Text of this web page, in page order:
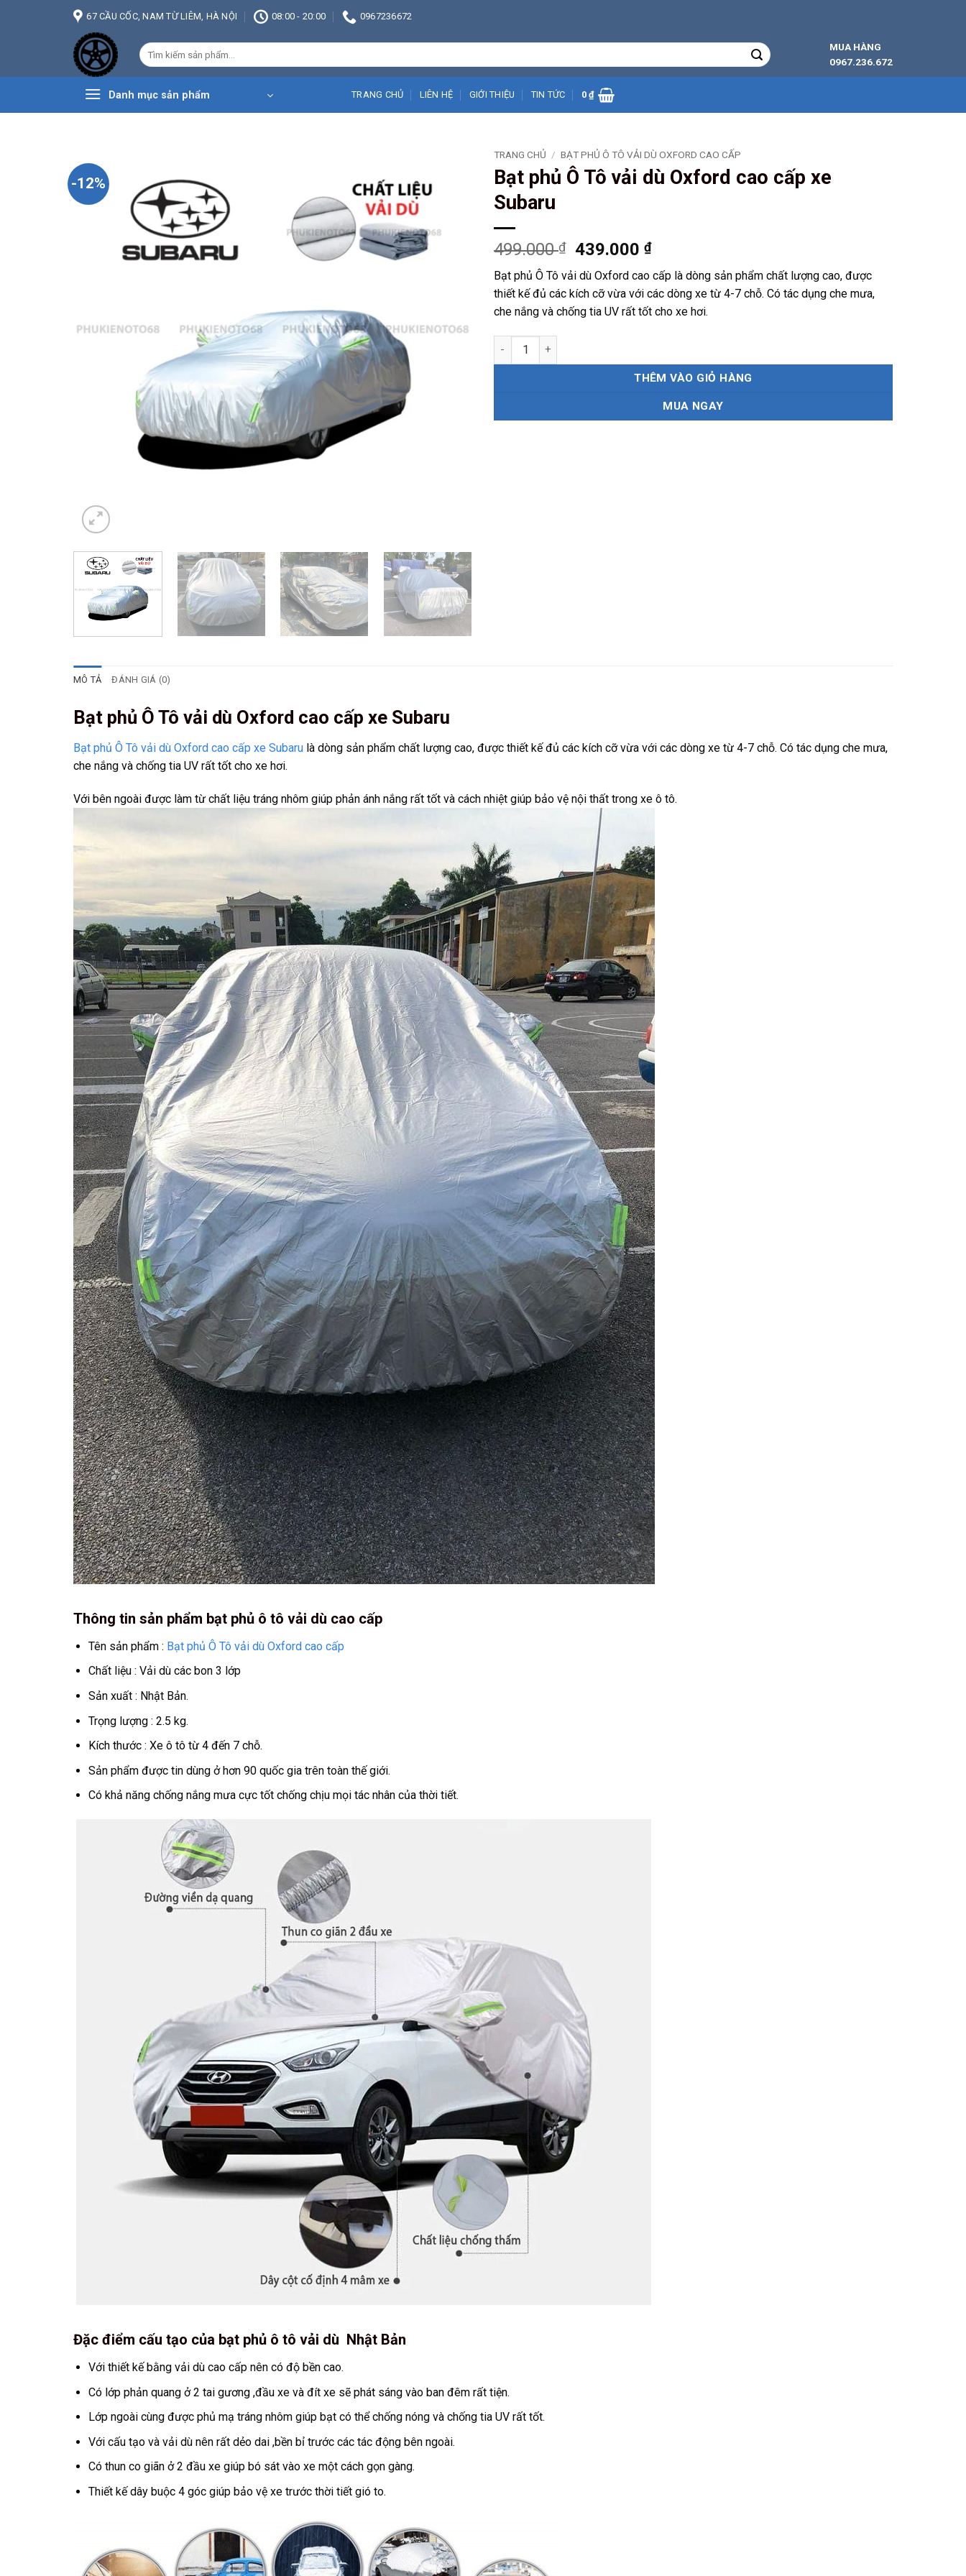
67 CẦU CỐC, NAM TỪ LIÊM, HÀ NỘI 08:00 - 20:00 0967236672
Tìm
kiếm:
MUA HÀNG
0967.236.672
Danh mục sản phẩm TRANG CHỦ LIÊN HỆ GIỚI THIỆU TIN TỨC 0₫
-12%
TRANG CHỦ / BẠT PHỦ Ô TÔ VẢI DÙ OXFORD CAO CẤP
Bạt phủ Ô Tô vải dù Oxford cao cấp xe
Subaru
499.000₫
Giá
gốc
là:
499.000 ₫.
439.000₫Giá
hiện
tại
là:
439.000 ₫.
Bạt phủ Ô Tô vải dù Oxford cao cấp là dòng sản phẩm chất lượng cao, được
thiết kế đủ các kích cỡ vừa với các dòng xe từ 4-7 chỗ. Có tác dụng che mưa,
che nắng và chống tia UV rất tốt cho xe hơi.
Bạt phủ Ô Tô vải dù Oxford cao cấp xe Subaru số lượng
THÊM VÀO GIỎ HÀNG
MUA NGAY
MÔ TẢ ĐÁNH GIÁ (0)
Bạt phủ Ô Tô vải dù Oxford cao cấp xe Subaru
Bạt phủ Ô Tô vải dù Oxford cao cấp xe Subaru là dòng sản phẩm chất lượng cao, được thiết kế đủ các kích cỡ vừa với các dòng xe từ 4-7 chỗ. Có tác dụng che mưa,
che nắng và chống tia UV rất tốt cho xe hơi.
Với bên ngoài được làm từ chất liệu tráng nhôm giúp phản ánh nắng rất tốt và cách nhiệt giúp bảo vệ nội thất trong xe ô tô.
Thông tin sản phẩm bạt phủ ô tô vải dù cao cấp
Tên sản phẩm : Bạt phủ Ô Tô vải dù Oxford cao cấp
Chất liệu : Vải dù các bon 3 lớp
Sản xuất : Nhật Bản.
Trọng lượng : 2.5 kg.
Kích thước : Xe ô tô từ 4 đến 7 chỗ.
Sản phẩm được tin dùng ở hơn 90 quốc gia trên toàn thế giới.
Có khả năng chống nắng mưa cực tốt chống chịu mọi tác nhân của thời tiết.
Đặc điểm cấu tạo của bạt phủ ô tô vải dù Nhật Bản
Với thiết kế bằng vải dù cao cấp nên có độ bền cao.
Có lớp phản quang ở 2 tai gương ,đầu xe và đít xe sẽ phát sáng vào ban đêm rất tiện.
Lớp ngoài cùng được phủ mạ tráng nhôm giúp bạt có thể chống nóng và chống tia UV rất tốt.
Với cấu tạo và vải dù nên rất dẻo dai ,bền bỉ trước các tác động bên ngoài.
Có thun co giãn ở 2 đầu xe giúp bó sát vào xe một cách gọn gàng.
Thiết kế dây buộc 4 góc giúp bảo vệ xe trước thời tiết gió to.